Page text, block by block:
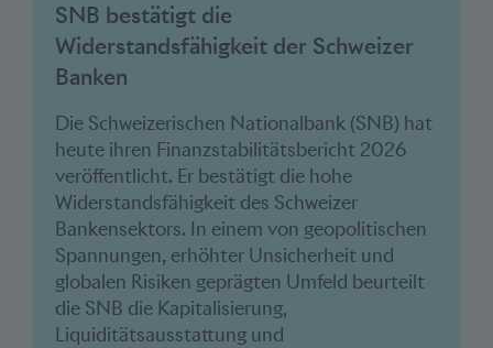
SNB bestätigt die
Widerstandsfähigkeit der Schweizer
Banken
Die Schweizerischen Nationalbank (SNB) hat
heute ihren Finanzstabilitätsbericht 2026
veröffentlicht. Er bestätigt die hohe
Widerstandsfähigkeit des Schweizer
Bankensektors. In einem von geopolitischen
Spannungen, erhöhter Unsicherheit und
globalen Risiken geprägten Umfeld beurteilt
die SNB die Kapitalisierung,
Liquiditätsausstattung und